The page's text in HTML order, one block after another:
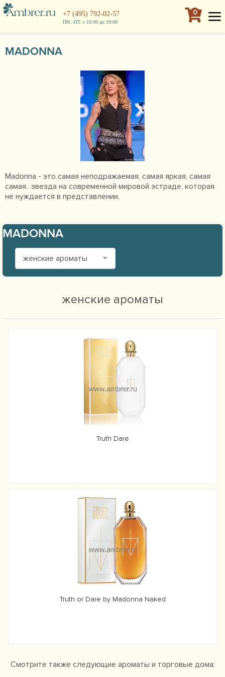
+7 (495) 792-02-57
ПН.–ПТ. с 10:00 до 19:00
0
MADONNA
Madonna - это самая неподражаемая, самая яркая, самая
самая.. звезда на современной мировой эстраде, которая
не нуждается в представлении.
MADONNA
женские ароматы
женские ароматы
Truth Dare
Truth or Dare by Madonna Naked
Смотрите также следующие ароматы и торговые дома: